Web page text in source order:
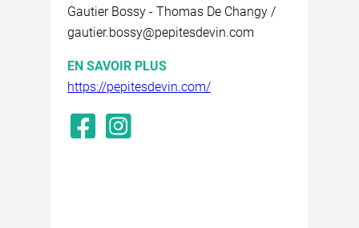
Gautier Bossy - Thomas De Changy /
gautier.bossy@pepitesdevin.com
EN SAVOIR PLUS
https://pepitesdevin.com/